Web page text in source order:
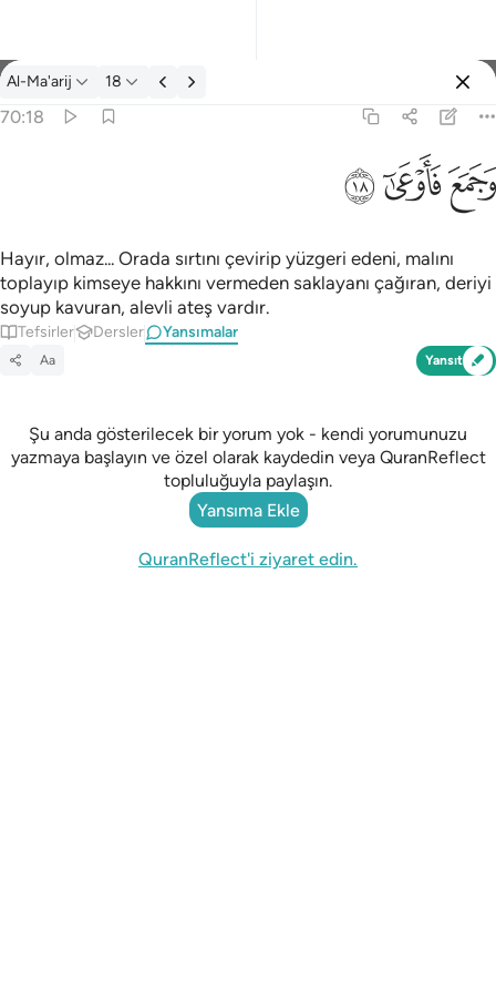
Yansımalar: Al-Ma'arij 70:18
Al-Ma'arij 18
70:18
ﱧﱨﱩ
Hayır, olmaz... Orada sırtını çevirip yüzgeri edeni, malını
toplayıp kimseye hakkını vermeden saklayanı çağıran, deriyi
soyup kavuran, alevli ateş vardır.
Tefsirler Dersler Yansımalar
Aa Yansıt
Şu anda gösterilecek bir yorum yok - kendi yorumunuzu
yazmaya başlayın ve özel olarak kaydedin veya QuranReflect
topluluğuyla paylaşın.
Yansıma Ekle
QuranReflect'i ziyaret edin.